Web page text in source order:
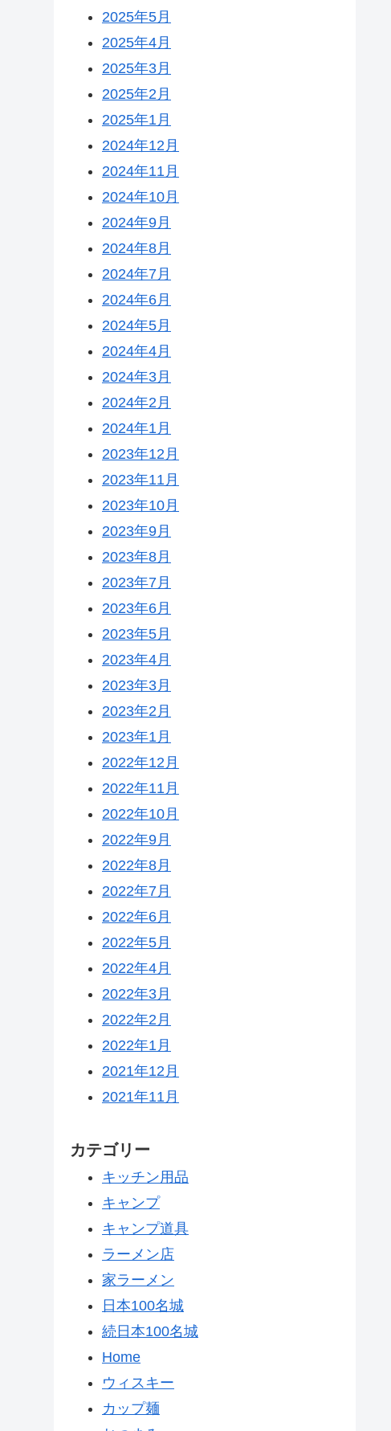
2025年5月
2025年4月
2025年3月
2025年2月
2025年1月
2024年12月
2024年11月
2024年10月
2024年9月
2024年8月
2024年7月
2024年6月
2024年5月
2024年4月
2024年3月
2024年2月
2024年1月
2023年12月
2023年11月
2023年10月
2023年9月
2023年8月
2023年7月
2023年6月
2023年5月
2023年4月
2023年3月
2023年2月
2023年1月
2022年12月
2022年11月
2022年10月
2022年9月
2022年8月
2022年7月
2022年6月
2022年5月
2022年4月
2022年3月
2022年2月
2022年1月
2021年12月
2021年11月
カテゴリー
キッチン用品
キャンプ
キャンプ道具
ラーメン店
家ラーメン
日本100名城
続日本100名城
Home
ウィスキー
カップ麺